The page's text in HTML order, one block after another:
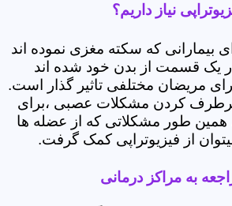
نیاز داریم؟
بیمارانی که سکته مغزی نموده اند
یک قسمت از بدن خود شده اند
مریضان مختلفی تاثیر گذار است.
برطرف کردن مشکلات عصبی ،برای
طور مشکلاتی که از عضله ها
از فیزیوتراپی کمک گرفت.
به مراکز درمانی